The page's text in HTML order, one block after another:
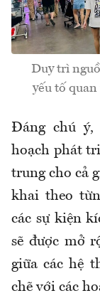
Duy trì
yếu tố quan
Đáng chú ý,
hoạch phát
trung cho cả
khai theo
các sự kiện
sẽ được mở
giữa các hệ
chẽ với các